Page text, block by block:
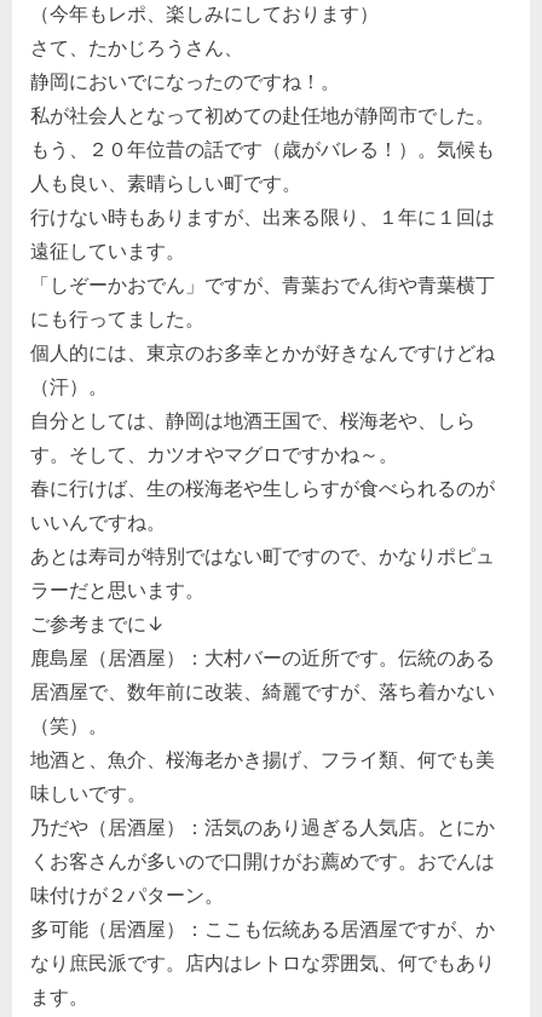
ン
t
:
み
ま
し
た。”
（今年もレポ、楽しみにしております）
さて、たかじろうさん、
静岡においでになったのですね！。
私が社会人となって初めての赴任地が静岡市でした。
もう、２０年位昔の話です（歳がバレる！）。気候も
人も良い、素晴らしい町です。
行けない時もありますが、出来る限り、１年に１回は
遠征しています。
「しぞーかおでん」ですが、青葉おでん街や青葉横丁
にも行ってました。
個人的には、東京のお多幸とかが好きなんですけどね
（汗）。
自分としては、静岡は地酒王国で、桜海老や、しら
す。そして、カツオやマグロですかね～。
春に行けば、生の桜海老や生しらすが食べられるのが
いいんですね。
あとは寿司が特別ではない町ですので、かなりポピュ
ラーだと思います。
ご参考までに↓
鹿島屋（居酒屋）：大村バーの近所です。伝統のある
居酒屋で、数年前に改装、綺麗ですが、落ち着かない
（笑）。
地酒と、魚介、桜海老かき揚げ、フライ類、何でも美
味しいです。
乃だや（居酒屋）：活気のあり過ぎる人気店。とにか
くお客さんが多いので口開けがお薦めです。おでんは
味付けが２パターン。
多可能（居酒屋）：ここも伝統ある居酒屋ですが、か
なり庶民派です。店内はレトロな雰囲気、何でもあり
ます。